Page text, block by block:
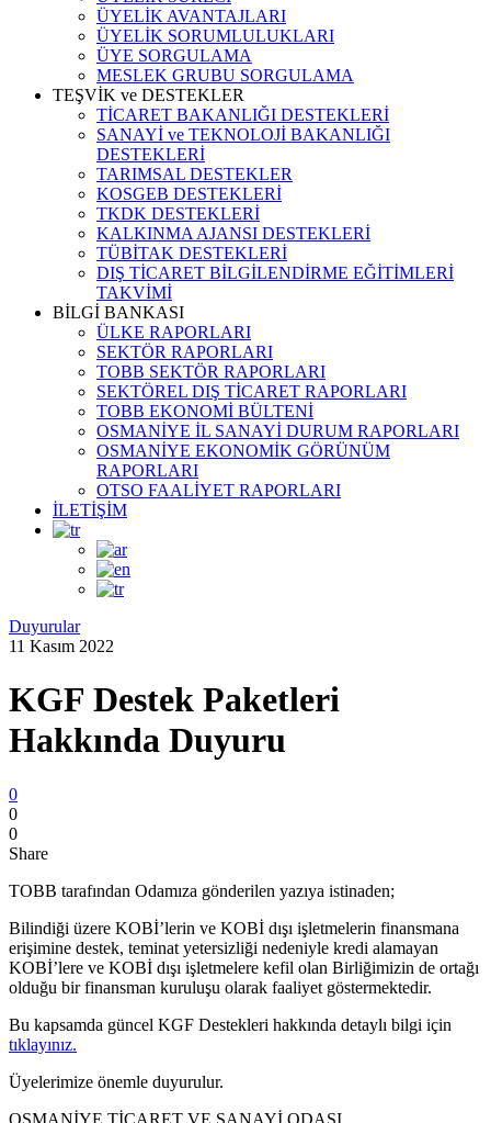
ÜYELİK AVANTAJLARI
ÜYELİK SORUMLULUKLARI
ÜYE SORGULAMA
MESLEK GRUBU SORGULAMA
TEŞVİK ve DESTEKLER
TİCARET BAKANLIĞI DESTEKLERİ
SANAYİ ve TEKNOLOJİ BAKANLIĞI
DESTEKLERİ
TARIMSAL DESTEKLER
KOSGEB DESTEKLERİ
TKDK DESTEKLERİ
KALKINMA AJANSI DESTEKLERİ
TÜBİTAK DESTEKLERİ
DIŞ TİCARET BİLGİLENDİRME EĞİTİMLERİ
TAKVİMİ
BİLGİ BANKASI
ÜLKE RAPORLARI
SEKTÖR RAPORLARI
TOBB SEKTÖR RAPORLARI
SEKTÖREL DIŞ TİCARET RAPORLARI
TOBB EKONOMİ BÜLTENİ
OSMANİYE İL SANAYİ DURUM RAPORLARI
OSMANİYE EKONOMİK GÖRÜNÜM
RAPORLARI
OTSO FAALİYET RAPORLARI
İLETİŞİM
Duyurular
11 Kasım 2022
KGF Destek Paketleri
Hakkında Duyuru
0
0
0
Share
TOBB tarafından Odamıza gönderilen yazıya istinaden;
Bilindiği üzere KOBİ’lerin ve KOBİ dışı işletmelerin finansmana
erişimine destek, teminat yetersizliği nedeniyle kredi alamayan
KOBİ’lere ve KOBİ dışı işletmelere kefil olan Birliğimizin de ortağı
olduğu bir finansman kuruluşu olarak faaliyet göstermektedir.
Bu kapsamda güncel KGF Destekleri hakkında detaylı bilgi için
tıklayınız.
Üyelerimize önemle duyurulur.
OSMANİYE TİCARET VE SANAYİ ODASI